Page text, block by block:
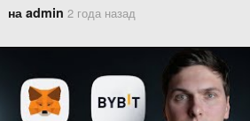
на admin 2 года назад